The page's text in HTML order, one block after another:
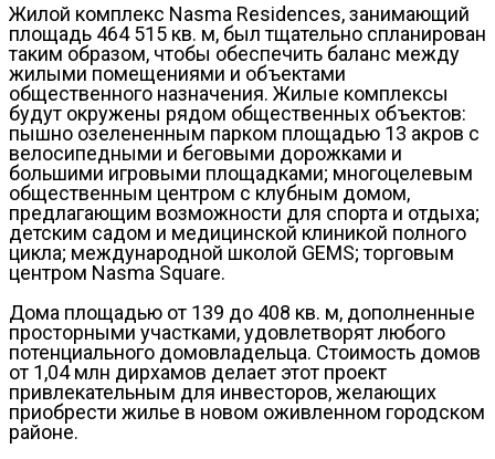
Жилой комплекс Nasma Residences, занимающий
площадь 464 515 кв. м, был тщательно спланирован
таким образом, чтобы обеспечить баланс между
жилыми помещениями и объектами
общественного назначения. Жилые комплексы
будут окружены рядом общественных объектов:
пышно озелененным парком площадью 13 акров с
велосипедными и беговыми дорожками и
большими игровыми площадками; многоцелевым
общественным центром с клубным домом,
предлагающим возможности для спорта и отдыха;
детским садом и медицинской клиникой полного
цикла; международной школой GEMS; торговым
центром Nasma Square.
Дома площадью от 139 до 408 кв. м, дополненные
просторными участками, удовлетворят любого
потенциального домовладельца. Стоимость домов
от 1,04 млн дирхамов делает этот проект
привлекательным для инвесторов, желающих
приобрести жилье в новом оживленном городском
районе.